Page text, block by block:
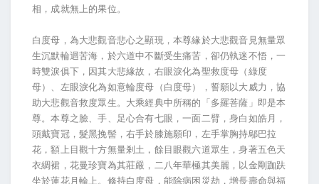
相，成就無上的果位。
白度母，為大悲觀音悲心之顯現，本尊緣於大悲觀音見無量眾
生沉默輪迴苦海，於六道中不斷受生痛苦，卻仍執迷不悟，一
時雙淚俱下，因其大悲緣故，右眼淚化為聖救度母（綠度
母）、左眼淚化為如意輪度母（白度母），誓願以大威力，協
助大悲觀音救度眾生。大乘經典中所稱的「多羅菩薩」即是本
尊。本尊之臉、手、足心合有七眼，一面二臂，身白如皓月，
頭戴寶冠，髮黑挽髻，右手於膝施願印，左手掌胸持鄔巴拉
花，額上目觀十方無量剎土，餘目眼觀六道眾生，身著五色天
衣綢裙，花曼珍寶為其莊嚴，二八年華極其美麗，以金剛跏趺
坐於蓮花月輪上。修持白度母，能除病困災劫，增長壽命與福